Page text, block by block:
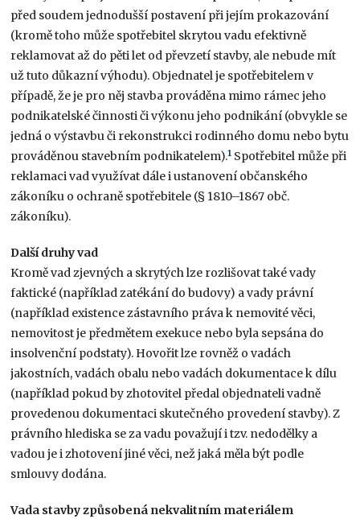
před soudem jednodušší postavení při jejím prokazování
(kromě toho může spotřebitel skrytou vadu efektivně
reklamovat až do pěti let od převzetí stavby, ale nebude mít
už tuto důkazní výhodu). Objednatel je spotřebitelem v
případě, že je pro něj stavba prováděna mimo rámec jeho
podnikatelské činnosti či výkonu jeho podnikání (obvykle se
jedná o výstavbu či rekonstrukci rodinného domu nebo bytu
prováděnou stavebním podnikatelem).1 Spotřebitel může při
reklamaci vad využívat dále i ustanovení občanského
zákoníku o ochraně spotřebitele (§ 1810–1867 obč.
zákoníku).
Další druhy vad
Kromě vad zjevných a skrytých lze rozlišovat také vady
faktické (například zatékání do budovy) a vady právní
(například existence zástavního práva k nemovité věci,
nemovitost je předmětem exekuce nebo byla sepsána do
insolvenční podstaty). Hovořit lze rovněž o vadách
jakostních, vadách obalu nebo vadách dokumentace k dílu
(například pokud by zhotovitel předal objednateli vadně
provedenou dokumentaci skutečného provedení stavby). Z
právního hlediska se za vadu považují i tzv. nedodělky a
vadou je i zhotovení jiné věci, než jaká měla být podle
smlouvy dodána.
Vada stavby způsobená nekvalitním materiálem